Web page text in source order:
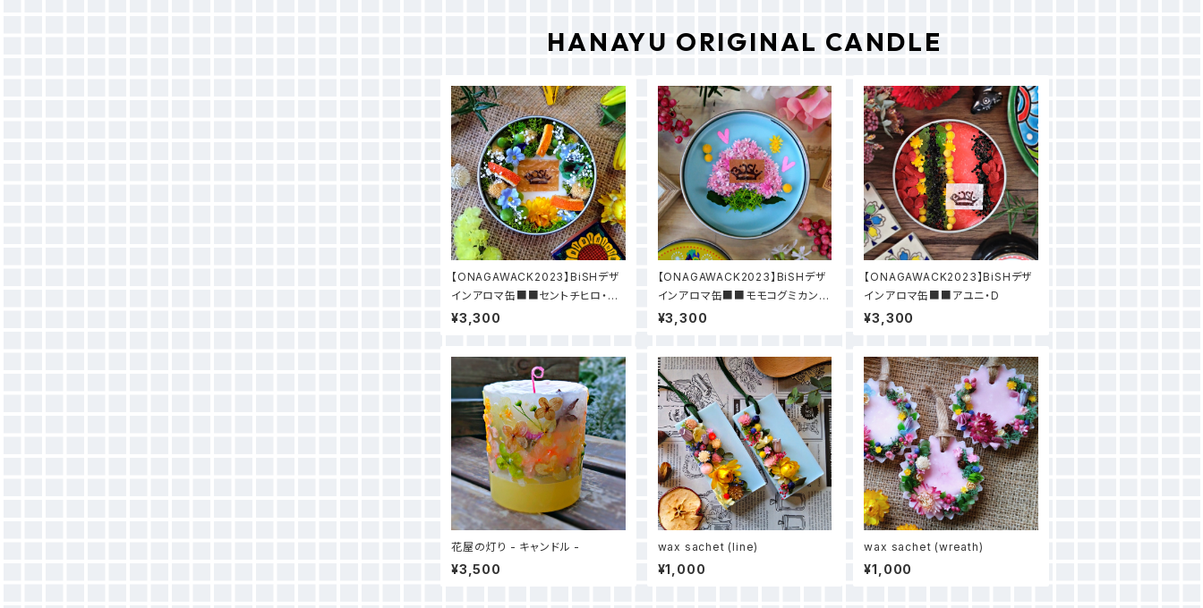
HANAYU ORIGINAL CANDLE
【ONAGAWACK2023】BiSHデザ
インアロマ缶■■セントチヒロ・チ
ッチデザイン
¥3,300
【ONAGAWACK2023】BiSHデザ
インアロマ缶■■モモコグミカンパ
ニー
¥3,300
【ONAGAWACK2023】BiSHデザ
インアロマ缶■■アユニ・D
¥3,300
花屋の灯り - キャンドル -
¥3,500
wax sachet (line)
¥1,000
wax sachet (wreath)
¥1,000